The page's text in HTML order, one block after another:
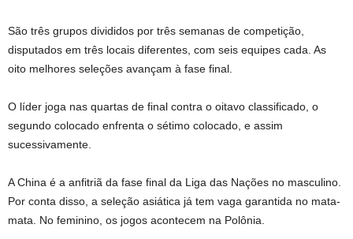
São três grupos divididos por três semanas de competição,
disputados em três locais diferentes, com seis equipes cada. As
oito melhores seleções avançam à fase final.
O líder joga nas quartas de final contra o oitavo classificado, o
segundo colocado enfrenta o sétimo colocado, e assim
sucessivamente.
A China é a anfitriã da fase final da Liga das Nações no masculino.
Por conta disso, a seleção asiática já tem vaga garantida no mata-
mata. No feminino, os jogos acontecem na Polônia.